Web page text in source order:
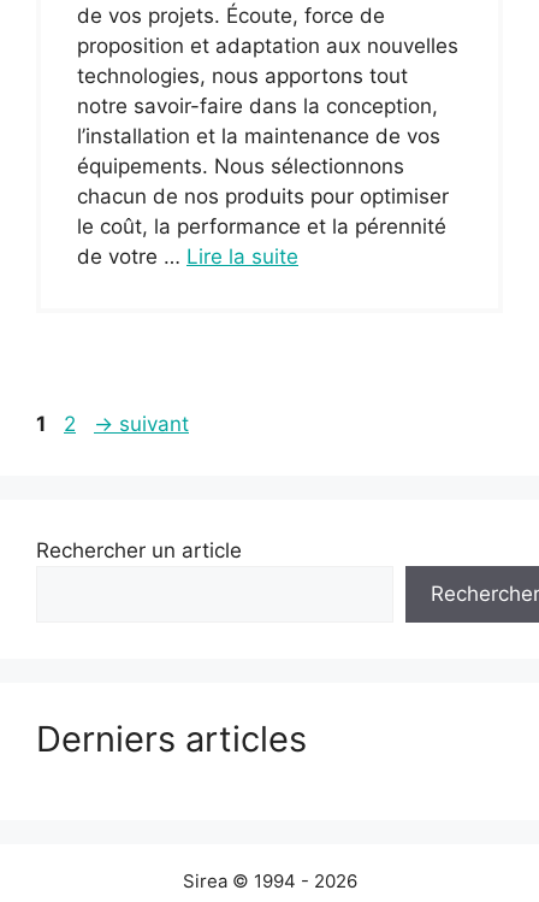
de vos projets. Écoute, force de
proposition et adaptation aux nouvelles
technologies, nous apportons tout
notre savoir-faire dans la conception,
l’installation et la maintenance de vos
équipements. Nous sélectionnons
chacun de nos produits pour optimiser
le coût, la performance et la pérennité
de votre … Lire la suite
Page
1 Page
2 → suivant
Rechercher un article
Rechercher
Derniers articles
Sirea © 1994 - 2026